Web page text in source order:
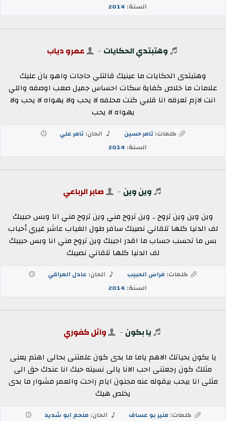
السنة: 2014
وهتبتدي الحكايات - عمرو دياب
وهتبتدى الحكايات ما عينيك قالتلي حاجات واهو بان عليك
علامات ما خلاص كفاية سكات احساس جميل صعب اوصفه واللي
انت لازم تعرفه انا قلبي كنت محلفه لا يحب ولا يهواه لا يحب ولا
يهواه لا يحب
كلمات:تامر حسين الحان:تامر علي
السنة: 2014
وين وين - صابر الرباعي
وين وين وين تروح .. وين تروح مني وين تروح مني انا وبس حبيبك
لف الدنيا كلها تلقاني نصيبك سافر طول الغياب عاشر غيري أحباب
بس ما تحسب حساب ما اقدر اجيبك وين تروح مني انا وبس حبيبك
لف الدنيا كلها تلقاني نصيبك
كلمات: فراس الحبيب الحان: عادل العراقي
السنة: 2014
يا بكون - وائل كفوري
يا بكون بحياتك الاهم ياما ما بدى كون علمتنى بحالى اهتم يعنى
مثلك كون رجعتنى احب الانا يالى نسيته حبك انا عندك حق الى
مثلى انا بيحب بيقوله عنه مجنون ايام راحت والعمر مشوار ما بدى
يخلص هيك
كلمات: منير بو عساف الحان: ملحم ابو شديد